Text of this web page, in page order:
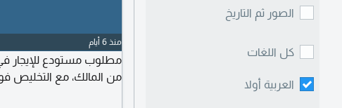
الصور ثم التاريخ
كل اللغات
العربية أولا
منذ 6 أيام
مطلوب مستودع للإيجار
من المالك، مع التخليص